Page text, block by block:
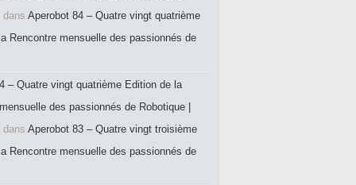
dans Aperobot 84 – Quatre vingt quatrième
Rencontre mensuelle des passionnés de
– Quatre vingt quatrième Edition de la
des passionnés de Robotique |
dans Aperobot 83 – Quatre vingt troisième
Rencontre mensuelle des passionnés de